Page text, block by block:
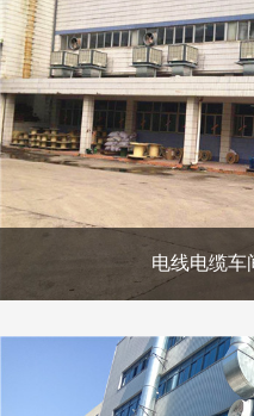
电线电缆车